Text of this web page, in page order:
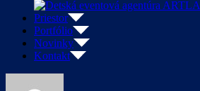
Priestor
Portfólio
Novinky
Kontakt